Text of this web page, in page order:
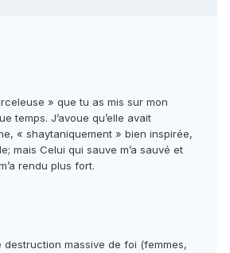
» que tu as mis sur mon
temps. J’avoue qu’elle avait
« shaytaniquement » bien inspirée,
mais Celui qui sauve m’a sauvé et
rendu plus fort.
destruction massive de foi (femmes,